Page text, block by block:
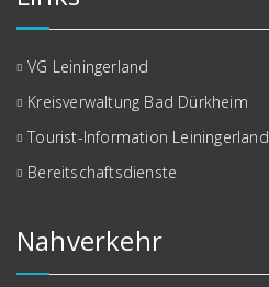
VG Leiningerland
Kreisverwaltung Bad Dürkheim
Tourist-Information Leiningerland
Bereitschaftsdienste
Nahverkehr